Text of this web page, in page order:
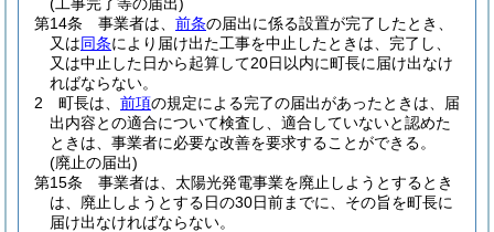
第14条
事業者は、 前条の届出に係る設置が完了したとき、
又は同条により届け出た工事を中止したときは、完了し、
又は中止した日から起算して20日以内に町長に届け出なけ
ればならない。
2
町長は、 前項の規定による完了の届出があったときは、届
出内容との適合について検査し、適合していないと認めた
ときは、事業者に必要な改善を要求することができる。
(廃止の届出)
第15条
事業者は、太陽光発電事業を廃止しようとするとき
は、廃止しようとする日の30日前までに、その旨を町長に
届け出なければならない。